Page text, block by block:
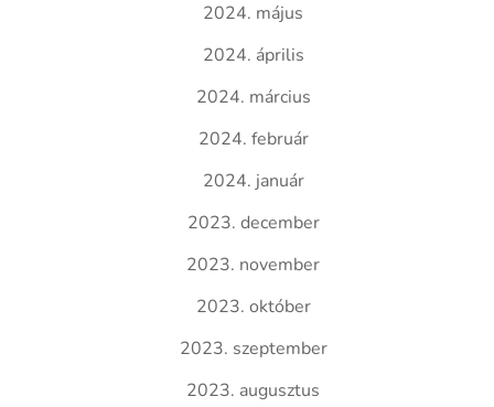
2024. május
2024. április
2024. március
2024. február
2024. január
2023. december
2023. november
2023. október
2023. szeptember
2023. augusztus